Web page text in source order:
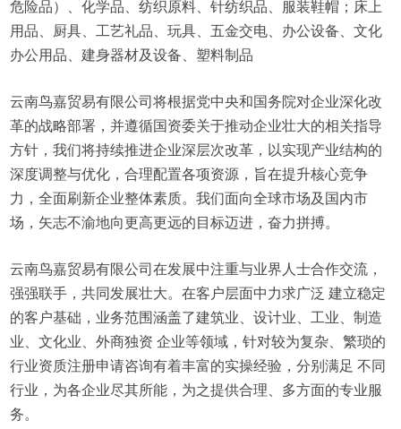
危险品）、化学品、纺织原料、针纺织品、服装鞋帽；床上
用品、厨具、工艺礼品、玩具、五金交电、办公设备、文化
办公用品、建身器材及设备、塑料制品
云南鸟嘉贸易有限公司将根据党中央和国务院对企业深化改
革的战略部署，并遵循国资委关于推动企业壮大的相关指导
方针，我们将持续推进企业深层次改革，以实现产业结构的
深度调整与优化，合理配置各项资源，旨在提升核心竞争
力，全面刷新企业整体素质。我们面向全球市场及国内市
场，矢志不渝地向更高更远的目标迈进，奋力拼搏。
云南鸟嘉贸易有限公司在发展中注重与业界人士合作交流，
强强联手，共同发展壮大。在客户层面中力求广泛 建立稳定
的客户基础，业务范围涵盖了建筑业、设计业、工业、制造
业、文化业、外商独资 企业等领域，针对较为复杂、繁琐的
行业资质注册申请咨询有着丰富的实操经验，分别满足 不同
行业，为各企业尽其所能，为之提供合理、多方面的专业服
务。